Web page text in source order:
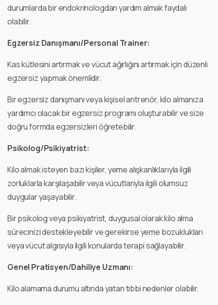
durumlarda bir endokrinologdan yardım almak faydalı
olabilir.
Egzersiz Danışmanı/Personal Trainer:
Kas kütlesini artırmak ve vücut ağırlığını artırmak için düzenli
egzersiz yapmak önemlidir.
Bir egzersiz danışmanı veya kişisel antrenör, kilo almanıza
yardımcı olacak bir egzersiz programı oluşturabilir ve size
doğru formda egzersizleri öğretebilir.
Psikolog/Psikiyatrist:
Kilo almak isteyen bazı kişiler, yeme alışkanlıklarıyla ilgili
zorluklarla karşılaşabilir veya vücutlarıyla ilgili olumsuz
duygular yaşayabilir.
Bir psikolog veya psikiyatrist, duygusal olarak kilo alma
sürecinizi destekleyebilir ve gerekirse yeme bozuklukları
veya vücut algısıyla ilgili konularda terapi sağlayabilir.
Genel Pratisyen/Dahiliye Uzmanı:
Kilo alamama durumu altında yatan tıbbi nedenler olabilir.